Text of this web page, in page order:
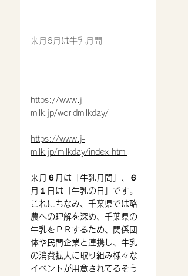
来月6月は牛乳月間
https://www.j-
milk.jp/worldmilkday/
https://www.j-
milk.jp/milkday/index.html
来月６月は「牛乳月間」、６
月１日は「牛乳の日」です。
これにちなみ、千葉県では酪
農への理解を深め、千葉県の
牛乳をＰＲするため、関係団
体や民間企業と連携し、牛乳
の消費拡大に取り組み様々な
イベントが用意されてるそう